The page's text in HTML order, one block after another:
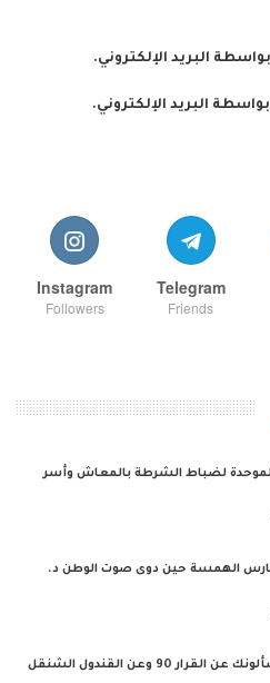
البريد الإلكتروني.
البريد الإلكتروني.
Telegram
Friends
Instagram
Followers
لضباط الشرطة بالمعاش وأسر
الهمسة حين دوى صوت الوطن د.
✍️أبشر رفاي ويسألونك عن القرار 90 وعن القندول الشنقل